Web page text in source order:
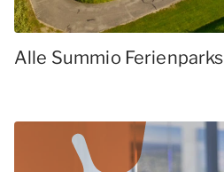
Alle Summio Ferienparks